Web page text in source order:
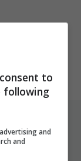
to
following
and
and